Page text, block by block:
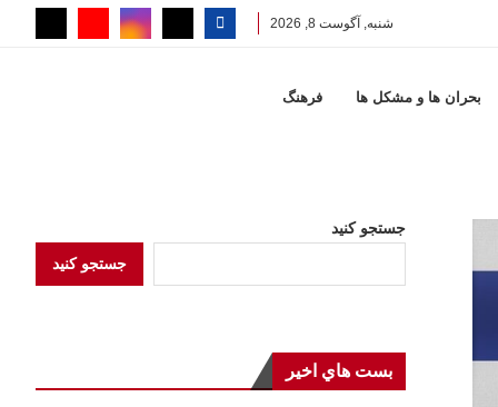
شنبه, آگوست 8, 2026
بحران ها و مشكل ها فرهنگ
جستجو کنید
جستجو کنید
بست هاي اخير